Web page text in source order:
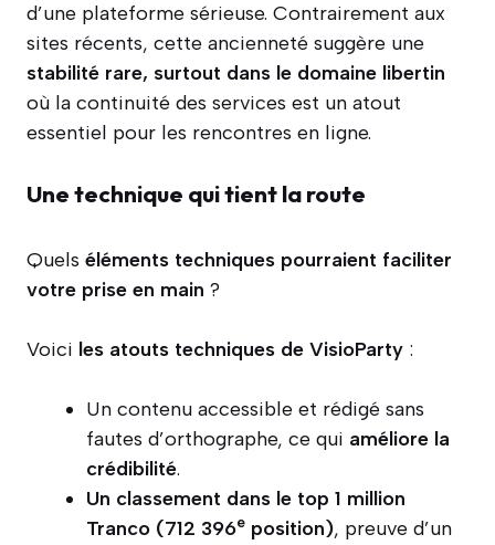
d’une plateforme sérieuse. Contrairement aux
sites récents, cette ancienneté suggère une
stabilité rare, surtout dans le domaine libertin
où la continuité des services est un atout
essentiel pour les rencontres en ligne.
Une technique qui tient la route
Quels éléments techniques pourraient faciliter
votre prise en main ?
Voici les atouts techniques de VisioParty :
Un contenu accessible et rédigé sans
fautes d’orthographe, ce qui améliore la
crédibilité.
Un classement dans le top 1 million
Tranco (712 396e position), preuve d’un